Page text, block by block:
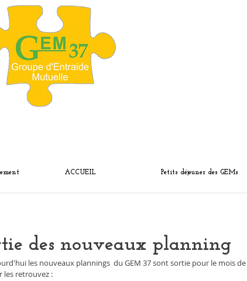
ACCUEIL Petits déjeuner des GEMs
des nouveaux planning
les nouveaux plannings  du GEM 37 sont sortie pour le mois de
les retrouvez :